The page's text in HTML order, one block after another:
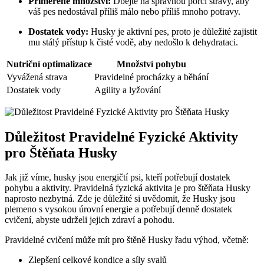
váš pes nedostával příliš málo nebo příliš mnoho potravy.
Dostatek vody: Husky je aktivní pes, proto je důležité zajistit
mu stálý přístup k čisté vodě, aby nedošlo k dehydrataci.
Nutriční optimalizace
Množství pohybu
Vyvážená strava
Pravidelné procházky a běhání
Dostatek vody
Agility a lyžování
Důležitost Pravidelné Fyzické Aktivity
pro Štěňata Husky
Jak již víme, husky jsou energičtí psi, kteří potřebují dostatek
pohybu a aktivity. Pravidelná fyzická aktivita je pro štěňata Husky
naprosto nezbytná. Zde je důležité si uvědomit, že Husky jsou
plemeno s vysokou úrovní energie a potřebují denně dostatek
cvičení, abyste udrželi jejich zdraví a pohodu.
Pravidelné cvičení může mít pro štěně Husky řadu výhod, včetně:
Zlepšení celkové kondice a síly svalů